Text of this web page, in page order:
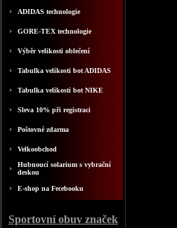
ADIDAS technologie
GORE-TEX technologie
Výběr velikosti oblečení
Tabulka velikosti bot ADIDAS
Tabulka velikosti bot NIKE
Sleva 10% při registraci
Poštovné zdarma
Velkoobchod
Hubnoucí solarium s vybrační
deskou
E-shop na Fecebooku
Sportovní obuv značek